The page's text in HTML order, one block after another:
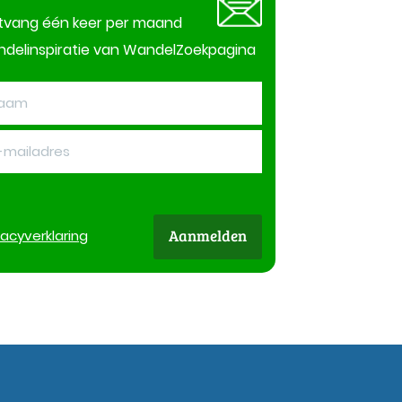
één keer per maand
van WandelZoekpagina
verklaring Aanmelden